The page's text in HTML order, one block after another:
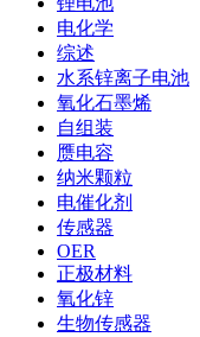
电化学
综述
水系锌离子电池
氧化石墨烯
自组装
赝电容
纳米颗粒
电催化剂
传感器
OER
正极材料
氧化锌
生物传感器